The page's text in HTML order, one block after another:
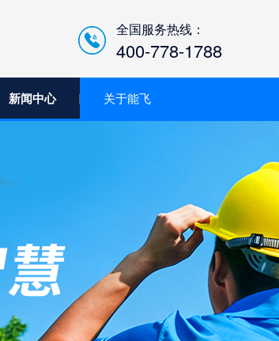
全国服务热线：
400-778-1788
新闻中心 关于能飞